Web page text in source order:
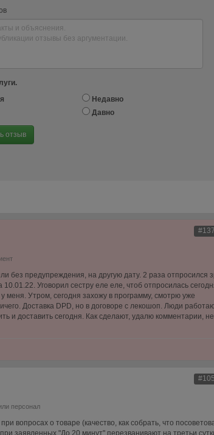
Недавно
Давно
отзыв
без предупреждения, на другую дату. 2 раза отпросился
Уговорил сестру еле еле, чтоб отпросилась
меня. Утром, сегодня захожу в программу, смотрю уже
Доставка DPD, но в договоре с лекошоп. Люди
и доставить сегодня. Как сделают, удалю комментарии,
персонал
вопросах о товаре (качество, как собрать, что
заявленных "До 20 минут" перезванивают на третьи